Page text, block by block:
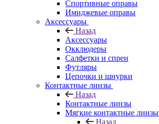
Спортивные оправы
Имиджевые оправы
Аксессуары
Назад
Аксессуары
Окклюдеры
Салфетки и спреи
Футляры
Цепочки и шнурки
Контактные линзы
Назад
Контактные линзы
Мягкие контактные линзы
Назад